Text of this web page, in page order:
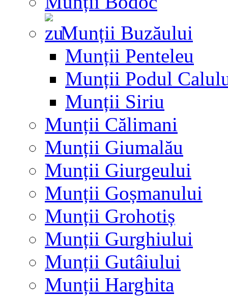
Munții Buzăului
Munții Penteleu
Munții Podul
Munții Siriu
Munții Călimani
Munții Giumalău
Munții Giurgeului
Munții Goșmanului
Munții Grohotiș
Munții Gurghiului
Munții Gutâiului
Munții Harghita